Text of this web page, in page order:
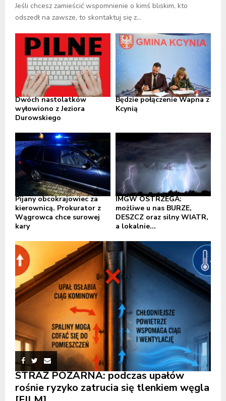
Jeśli chcesz zamieścić wspomnienie o kimś bliskim, kto
odszedł na zawsze, to skontaktuj się z...
Dwóch nastolatków
wyłowiono z Jeziora
Durowskiego
Będzie połączenie Wapna z
Kcynią
Pijany obcokrajowiec za
kierownicą. Prokurator z
Wągrowca chce surowej
kary
IMGW OSTRZEGA:
możliwe u nas BURZE,
DESZCZ oraz silny WIATR,
a lokalnie...
STRAŻ POŻARNA: podczas upałów
rośnie ryzyko zatrucia się tlenkiem węgla